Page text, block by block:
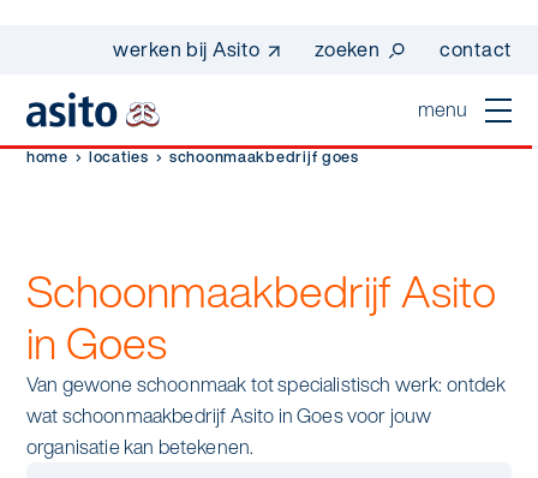
werken bij Asito zoeken contact
menu
Suggesties
werken bij asito
one go - werk beter samen met one go
co2-uitstoot rapportage 2023
home
Dagelijkse schoonmaak
Interieurreiniging
Vloerreiniging
sectoren
In de buurt
Industrie
wij zijn Asito
home locaties schoonmaakbedrijf goes
Schoonmaakbedrijf Asito
in Goes
Van gewone schoonmaak tot specialistisch werk: ontdek
wat schoonmaakbedrijf Asito in Goes voor jouw
organisatie kan betekenen.